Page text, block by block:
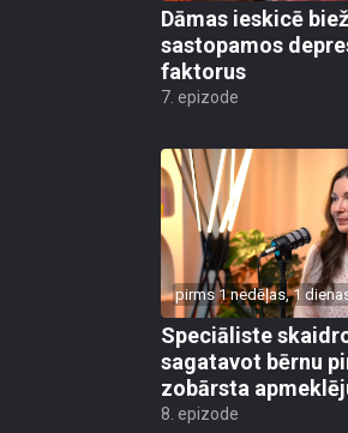
Dāmas ieskicē
sastopamos
faktorus
7. epizode
pirms 1 nedēļas, 1
Speciāliste
sagatavot bērnu
zobārsta
8. epizode